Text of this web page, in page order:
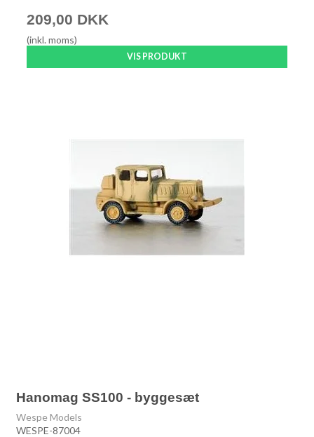
209,00 DKK
(inkl. moms)
VIS PRODUKT
Hanomag SS100 - byggesæt
Wespe Models
WESPE-87004